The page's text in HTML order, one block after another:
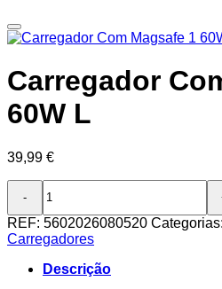
Carregador
60W L
39,99 €
Quantidade
Carregador
Com
Magsafe
REF: 5602026080520 Categorias:
Carregadores
Descrição